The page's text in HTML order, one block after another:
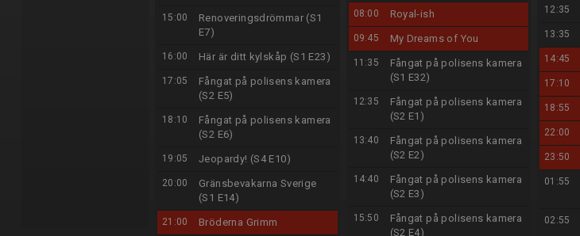
15:00
Renoveringsdrömmar (S1
E7)
16:00 Här är ditt kylskåp (S1 E23)
17:05
Fångat på polisens kamera
(S2 E5)
18:10
Fångat på polisens kamera
(S2 E6)
19:05 Jeopardy! (S4 E10)
20:00
Gränsbevakarna Sverige
(S1 E14)
21:00 Bröderna Grimm
08:00 Royal-ish
09:45 My Dreams of You
11:35
Fångat på polisens kamera
(S1 E32)
12:35
Fångat på polisens kamera
(S2 E1)
13:40
Fångat på polisens kamera
(S2 E2)
14:40
Fångat på polisens kamera
(S2 E3)
15:50
Fångat på polisens kamera
(S2 E4)
12:35
13:35
14:45
17:10
18:55
22:00
23:50
01:55
02:55